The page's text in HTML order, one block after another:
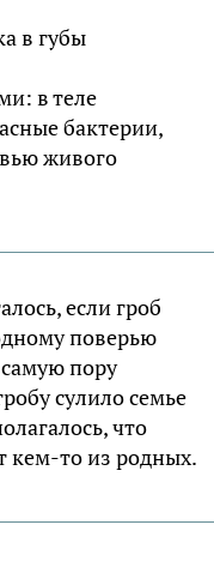
в губы
в теле
бактерии,
живого
если гроб
поверью
пору
сулило семье
что
кем-то из родных.